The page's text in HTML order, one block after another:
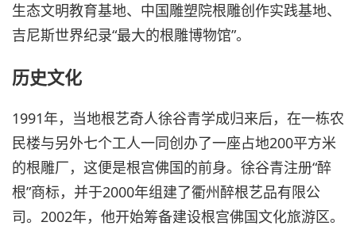
生态文明教育基地、中国雕塑院根雕创作实践基地、
吉尼斯世界纪录“最大的根雕博物馆”。
历史文化
1991年，当地根艺奇人徐谷青学成归来后，在一栋农
民楼与另外七个工人一同创办了一座占地200平方米
的根雕厂，这便是根宫佛国的前身。徐谷青注册“醉
根”商标，并于2000年组建了衢州醉根艺品有限公
司。2002年，他开始筹备建设根宫佛国文化旅游区。